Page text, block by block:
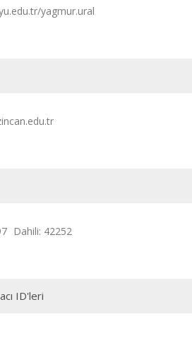
yagmur.ural
Dahili: 42252
ID'leri